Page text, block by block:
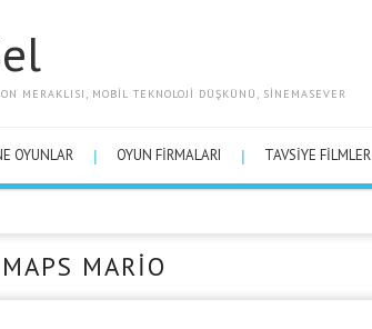
MERAKLISI, MOBIL TEKNOLOJI DÜŞKÜNÜ, SINEMASEVER
OYUNLAR OYUN FIRMALARI TAVSIYE FILMLER
MARIO